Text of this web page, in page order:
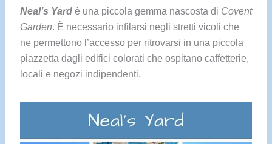
Neal’s Yard è una piccola gemma nascosta di Covent
Garden. È necessario infilarsi negli stretti vicoli che
ne permettono l’accesso per ritrovarsi in una piccola
piazzetta dagli edifici colorati che ospitano caffetterie,
locali e negozi indipendenti.